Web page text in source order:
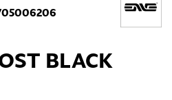
BLACK